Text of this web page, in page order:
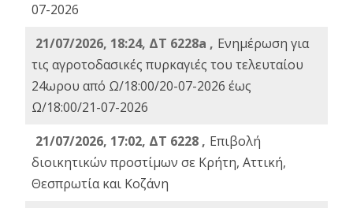
07-2026
21/07/2026, 18:24, ΔΤ 6228a , Ενημέρωση για
τις αγροτοδασικές πυρκαγιές του τελευταίου
24ωρου από Ω/18:00/20-07-2026 έως
Ω/18:00/21-07-2026
21/07/2026, 17:02, ΔΤ 6228 , Επιβολή
διοικητικών προστίμων σε Κρήτη, Αττική,
Θεσπρωτία και Κοζάνη